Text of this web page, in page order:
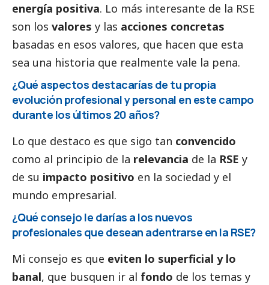
energía positiva. Lo más interesante de la RSE
son los valores y las acciones concretas
basadas en esos valores, que hacen que esta
sea una historia que realmente vale la pena.
¿Qué aspectos destacarías de tu propia
evolución profesional y personal en este campo
durante los últimos 20 años?
Lo que destaco es que sigo tan convencido
como al principio de la relevancia de la RSE y
de su impacto positivo en la sociedad y el
mundo empresarial.
¿Qué consejo le darías a los nuevos
profesionales que desean adentrarse en la RSE?
Mi consejo es que eviten lo superficial y lo
banal, que busquen ir al fondo de los temas y